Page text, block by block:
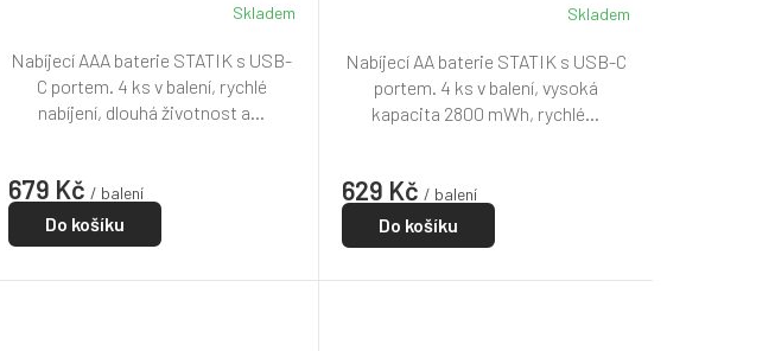
Skladem
679 Kč / balení
Do košíku
Nabíjecí AAA baterie STATIK s USB-
C portem. 4 ks v balení, rychlé
nabíjení, dlouhá životnost a...
Skladem
629 Kč / balení
Do košíku
Nabíjecí AA baterie STATIK s USB-C
portem. 4 ks v balení, vysoká
kapacita 2800 mWh, rychlé...